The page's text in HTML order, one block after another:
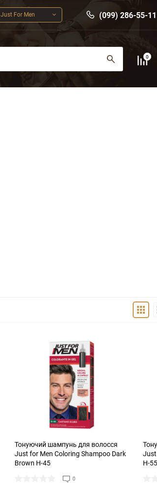
Just For Men (099) 286-55-11
0
Плитка
Тонуючий шампунь для волосся
Just for Men Coloring Shampoo Dark
Brown H-45
0
H-55